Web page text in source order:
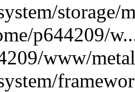
p644209/
www/